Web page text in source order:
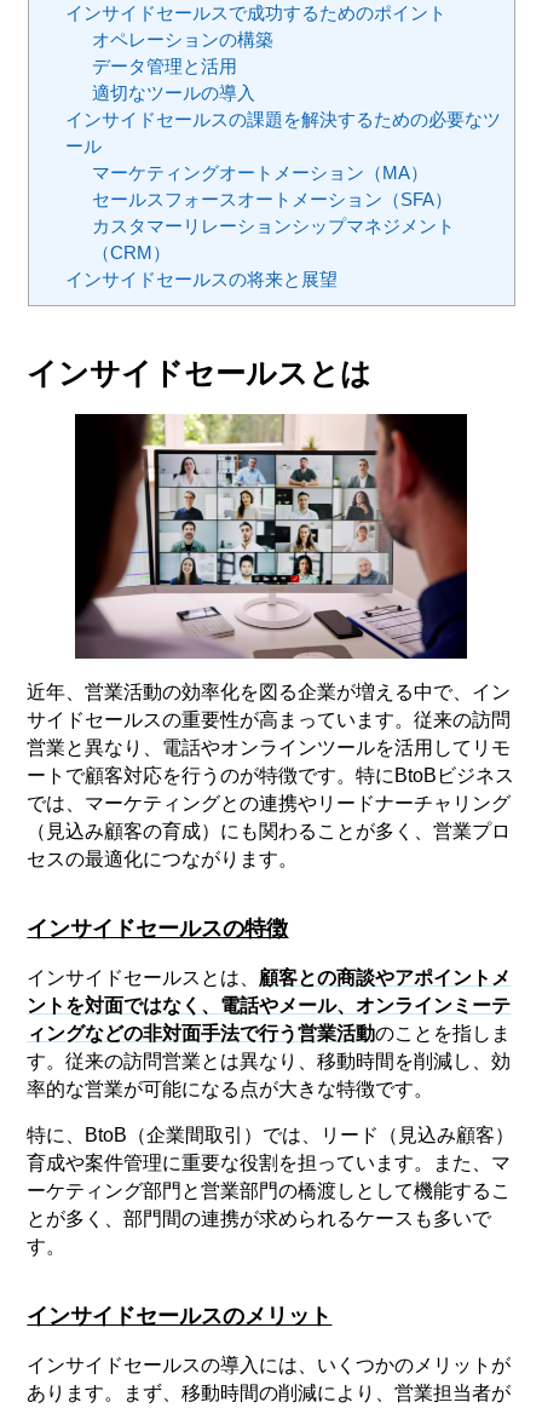
インサイドセールスで成功するためのポイント
オペレーションの構築
データ管理と活用
適切なツールの導入
インサイドセールスの課題を解決するための必要なツ
ール
マーケティングオートメーション（MA）
セールスフォースオートメーション（SFA）
カスタマーリレーションシップマネジメント
（CRM）
インサイドセールスの将来と展望
インサイドセールスとは
近年、営業活動の効率化を図る企業が増える中で、イン
サイドセールスの重要性が高まっています。従来の訪問
営業と異なり、電話やオンラインツールを活用してリモ
ートで顧客対応を行うのが特徴です。特にBtoBビジネス
では、マーケティングとの連携やリードナーチャリング
（見込み顧客の育成）にも関わることが多く、営業プロ
セスの最適化につながります。
インサイドセールスの特徴
インサイドセールスとは、 顧客との商談やアポイントメ
ントを対面ではなく、電話やメール、オンラインミーテ
ィングなどの非対面手法で行う営業活動のことを指しま
す。従来の訪問営業とは異なり、移動時間を削減し、効
率的な営業が可能になる点が大きな特徴です。
特に、BtoB（企業間取引）では、リード（見込み顧客）
育成や案件管理に重要な役割を担っています。また、マ
ーケティング部門と営業部門の橋渡しとして機能するこ
とが多く、部門間の連携が求められるケースも多いで
す。
インサイドセールスのメリット
インサイドセールスの導入には、いくつかのメリットが
あります。まず、移動時間の削減により、営業担当者が